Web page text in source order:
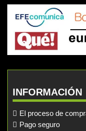
INFORMACIÓN
El proceso de
Pago seguro